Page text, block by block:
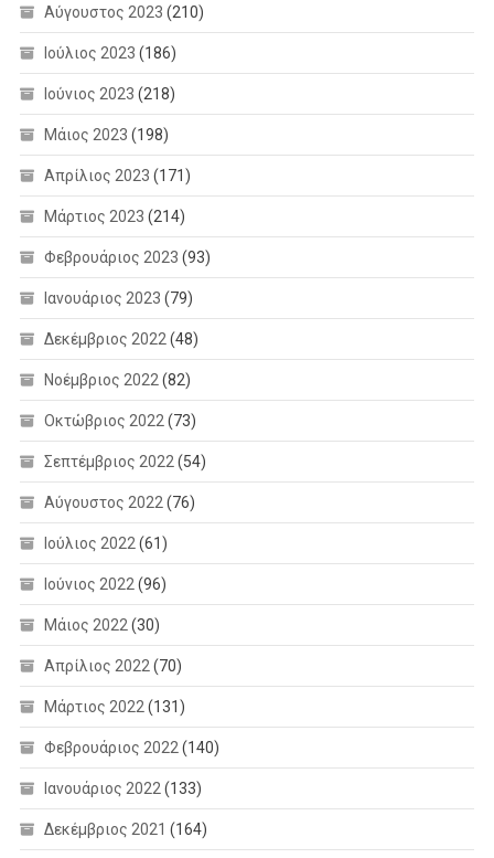
Αύγουστος 2023 (210)
Ιούλιος 2023 (186)
Ιούνιος 2023 (218)
Μάιος 2023 (198)
Απρίλιος 2023 (171)
Μάρτιος 2023 (214)
Φεβρουάριος 2023 (93)
Ιανουάριος 2023 (79)
Δεκέμβριος 2022 (48)
Νοέμβριος 2022 (82)
Οκτώβριος 2022 (73)
Σεπτέμβριος 2022 (54)
Αύγουστος 2022 (76)
Ιούλιος 2022 (61)
Ιούνιος 2022 (96)
Μάιος 2022 (30)
Απρίλιος 2022 (70)
Μάρτιος 2022 (131)
Φεβρουάριος 2022 (140)
Ιανουάριος 2022 (133)
Δεκέμβριος 2021 (164)